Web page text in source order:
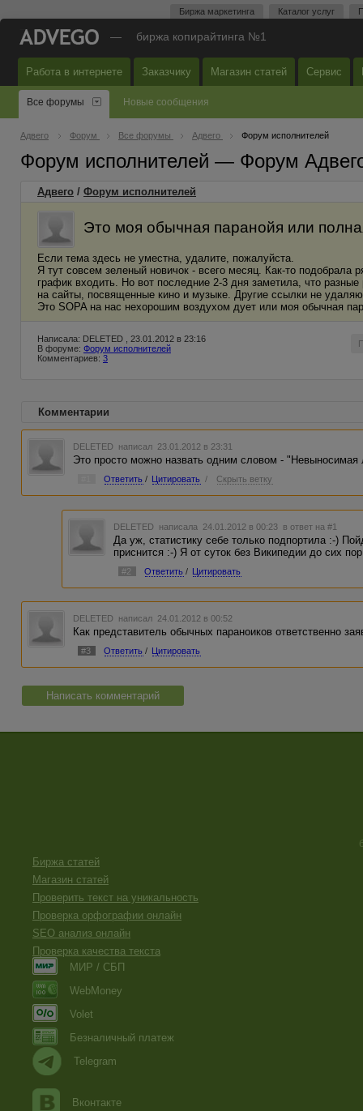
Биржа маркетинга Каталог услуг
— биржа копирайтинга №1
Работа в интернете Заказчику Магазин статей Сервис
Все форумы Новые сообщения
Адвего Форум Все форумы Адвего Форум исполнителей
Форум исполнителей — Форум
Адвего / Форум исполнителей
Это моя обычная паранойя или
Если тема здесь не уместна, удалите, пожалуйста.
Я тут совсем зеленый новичок - всего месяц. Как-то подобрала
график входить. Но вот последние 2-3 дня заметила, что
на сайты, посвященные кино и музыке. Другие ссылки не
Это SOPA на нас нехорошим воздухом дует или моя обычная
Написала: DELETED , 23.01.2012 в 23:16
В форуме: Форум исполнителей
Комментариев: 3
Комментарии
DELETED написал 23.01.2012 в 23:31
Это просто можно назвать одним словом - "Невыносимая
Ответить / Цитировать / Скрыть ветку
DELETED написала 24.01.2012 в 00:23 в ответ на #1
Да уж, статистику себе только подпортила :-)
приснится :-) Я от суток без Википедии до сих
#2 Ответить / Цитировать
DELETED написал 24.01.2012 в 00:52
Как представитель обычных параноиков ответственно
#3 Ответить / Цитировать
Написать комментарий
Биржа статей
Магазин статей
Проверить текст на уникальность
Проверка орфографии онлайн
SEO анализ онлайн
Проверка качества текста
МИР / СБП
WebMoney
Volet
Безналичный платеж
Telegram
Вконтакте